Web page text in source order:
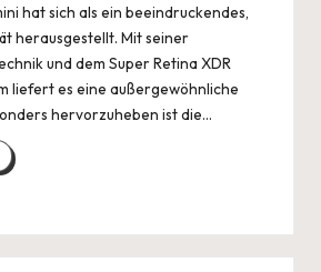
hat sich als ein beeindruckendes,
herausgestellt. Mit seiner
und dem Super Retina XDR
liefert es eine außergewöhnliche
hervorzuheben ist die…